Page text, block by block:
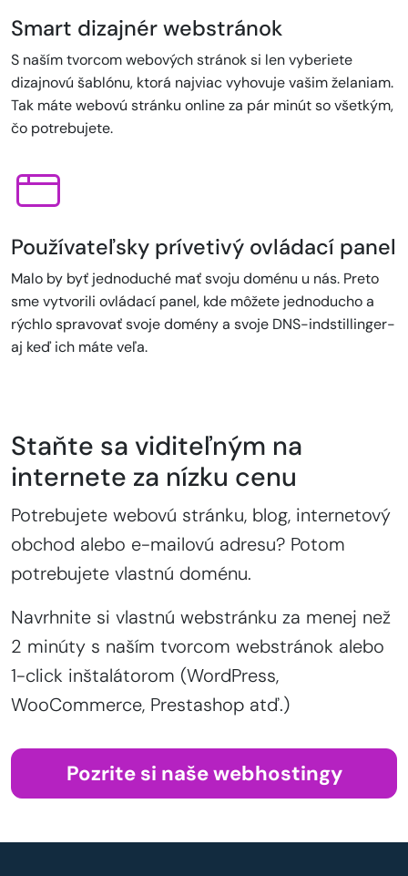
Smart dizajnér webstránok
S naším tvorcom webových stránok si len vyberiete
dizajnovú šablónu, ktorá najviac vyhovuje vašim želaniam.
Tak máte webovú stránku online za pár minút so všetkým,
čo potrebujete.
Používateľsky prívetivý ovládací panel
Malo by byť jednoduché mať svoju doménu u nás. Preto
sme vytvorili ovládací panel, kde môžete jednoducho a
rýchlo spravovať svoje domény a svoje DNS-indstillinger-
aj keď ich máte veľa.
Staňte sa viditeľným na
internete za nízku cenu
Potrebujete webovú stránku, blog, internetový
obchod alebo e-mailovú adresu? Potom
potrebujete vlastnú doménu.
Navrhnite si vlastnú webstránku za menej než
2 minúty s naším tvorcom webstránok alebo
1-click inštalátorom (WordPress,
WooCommerce, Prestashop atď.)
Pozrite si naše webhostingy